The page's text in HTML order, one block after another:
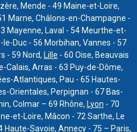
Mende - 49 Maine-et-Loire,
Marne, Châlons-en-Champagne -
Mayenne, Laval - 54 Meurthe-et-
le-Duc - 56 Morbihan, Vannes - 57
- 59 Nord, Lille - 60 Oise, Beauvais
Calais, Arras - 63 Puy-de-Dôme,
Atlantiques, Pau - 65 Hautes-
Orientales, Perpignan - 67 Bas-
Colmar – 69 Rhône, Lyon - 70
et-Loire, Mâcon - 72 Sarthe, Le
Haute-Savoie, Annecy - 75 – Paris,